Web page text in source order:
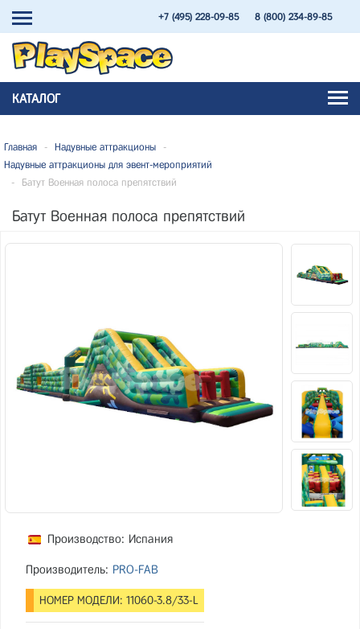
+7 (495) 228-09-85 8 (800) 234-89-85
КАТАЛОГ
Главная - Надувные аттракционы
-
Надувные аттракционы для эвент-мероприятий
-
Батут Военная полоса препятствий
Батут Военная полоса препятствий
Производство: Испания
Производитель: PRO-FAB
НОМЕР МОДЕЛИ: 11060-3.8/33-L